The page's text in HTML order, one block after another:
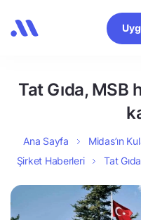
Tat Gıda, MSB
Ana Sayfa Midas’ın
Şirket Haberleri
Tat